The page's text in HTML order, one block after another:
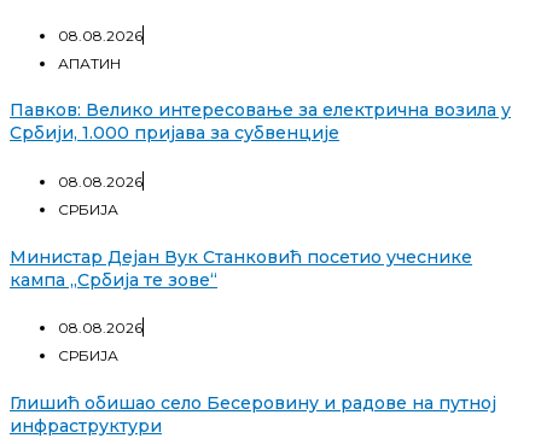
08.08.2026
АПАТИН
Павков: Велико интересовање за електрична возила у
Србији, 1.000 пријава за субвенције
08.08.2026
СРБИЈА
Министар Дејан Вук Станковић посетио учеснике
кампа „Србија те зове“
08.08.2026
СРБИЈА
Глишић обишао село Бесеровину и радове на путној
инфраструктури